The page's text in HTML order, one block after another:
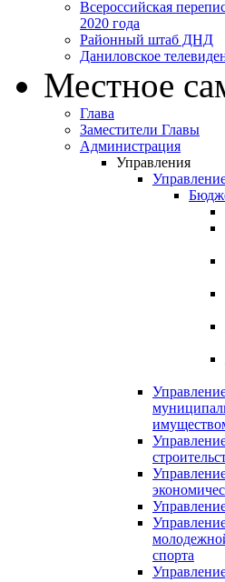
Всероссийская
2020 года
Районный штаб ДНД
Даниловское
Местное
Глава
Заместители Главы
Администрация
Управления
спорта